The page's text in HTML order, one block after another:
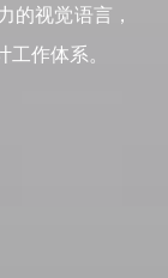
的视觉语言，
作体系。